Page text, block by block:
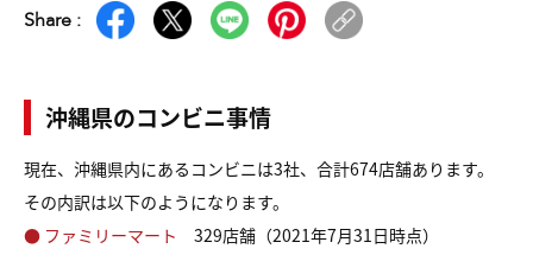
Share :
沖縄県のコンビニ事情
現在、沖縄県内にあるコンビニは3社、合計674店舗あります。
その内訳は以下のようになります。
● ファミリーマート 329店舗（2021年7月31日時点）